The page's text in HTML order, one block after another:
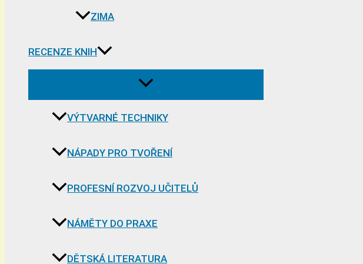
ZIMA
RECENZE KNIH
VÝTVARNÉ TECHNIKY
NÁPADY PRO TVOŘENÍ
PROFESNÍ ROZVOJ UČITELŮ
NÁMĚTY DO PRAXE
DĚTSKÁ LITERATURA